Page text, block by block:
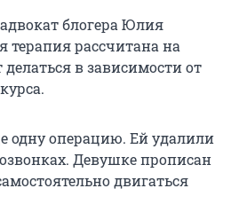
блогера Юлия
терапия рассчитана на
делаться в зависимости от
одну операцию. Ей удалили
Девушке прописан
двигаться